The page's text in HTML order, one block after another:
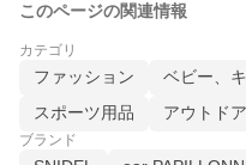
このページの関連情報
カテゴリ
ファッション
ベビー、
スポーツ用品
アウトド
ブランド